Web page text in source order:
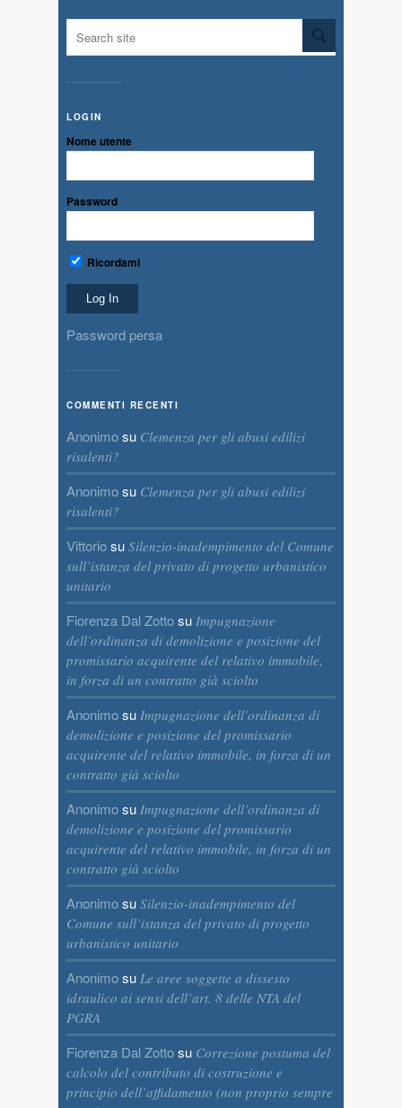
LOGIN
Nome utente
Password
Ricordami
Password persa
COMMENTI RECENTI
Anonimosu Clemenza per gli abusi edilizi
risalenti?
Anonimosu Clemenza per gli abusi edilizi
risalenti?
Vittoriosu Silenzio-inadempimento del Comune
sull’istanza del privato di progetto urbanistico
unitario
Fiorenza Dal Zottosu Impugnazione
dell’ordinanza di demolizione e posizione del
promissario acquirente del relativo immobile,
in forza di un contratto già sciolto
Anonimosu Impugnazione dell’ordinanza di
demolizione e posizione del promissario
acquirente del relativo immobile, in forza di un
contratto già sciolto
Anonimosu Impugnazione dell’ordinanza di
demolizione e posizione del promissario
acquirente del relativo immobile, in forza di un
contratto già sciolto
Anonimosu Silenzio-inadempimento del
Comune sull’istanza del privato di progetto
urbanistico unitario
Anonimosu Le aree soggette a dissesto
idraulico ai sensi dell’art. 8 delle NTA del
PGRA
Fiorenza Dal Zottosu Correzione postuma del
calcolo del contributo di costruzione e
principio dell’affidamento (non proprio sempre